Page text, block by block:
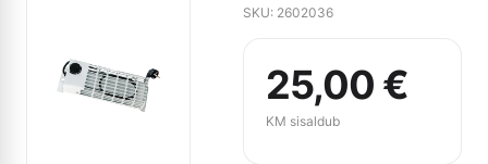
SKU: 2602036
25,00 €
KM sisaldub